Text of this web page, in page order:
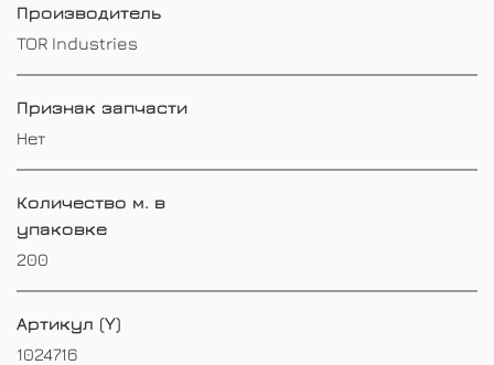
Производитель
TOR Industries
Признак запчасти
Нет
Количество м. в
упаковке
200
Артикул (Y)
1024716